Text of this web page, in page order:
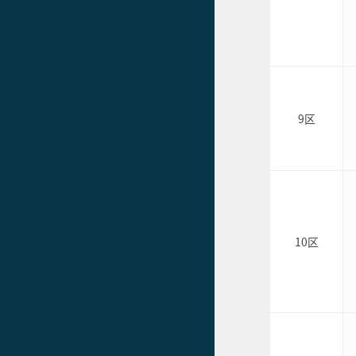
9区
10区